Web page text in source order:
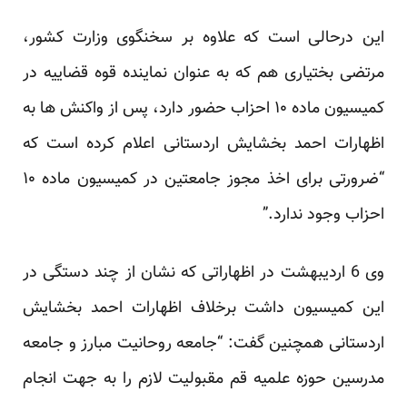
این درحالی است که علاوه بر سخنگوی وزارت کشور،
مرتضی بختیاری هم که به عنوان نماینده قوه قضاییه در
کمیسیون ماده ۱۰ احزاب حضور دارد، پس از واکنش ها به
اظهارات احمد بخشایش اردستانی اعلام کرده است که
“ضرورتی برای اخذ مجوز جامعتین در کمیسیون ماده ۱۰
احزاب وجود ندارد.”
وی 6 اردیبهشت در اظهاراتی که نشان از چند دستگی در
این کمیسیون داشت برخلاف اظهارات احمد بخشایش
اردستانی همچنین گفت: “جامعه روحانیت مبارز و جامعه
مدرسین حوزه علمیه قم مقبولیت لازم را به جهت انجام